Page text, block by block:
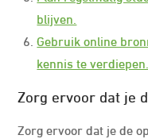
blijven.
Gebruik online
kennis te verdiepen.
Zorg ervoor dat je
Zorg ervoor dat je de